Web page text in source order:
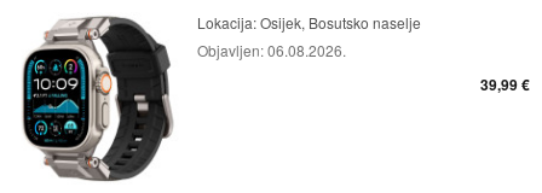
Lokacija:Osijek, Bosutsko naselje
Objavljen:06.08.2026.
39,99 €